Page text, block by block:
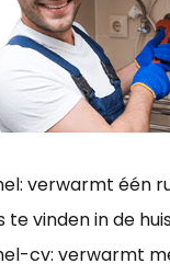
verwarmt één
te vinden in de
cv: verwarmt